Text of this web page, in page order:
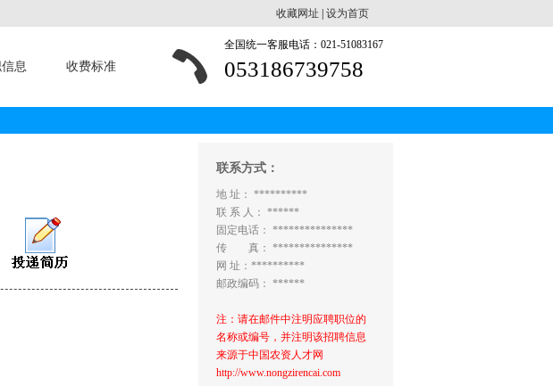
收藏网址 设为首页
息 收费标准
全国统一客服电话：021-51083167
053186739758
联系方式：
地 址： **********
联 系 人： ******
固定电话： ***************
传 真： ***************
网 址：**********
邮政编码： ******
注：请在邮件中注明应聘职位的
名称或编号，并注明该招聘信息
来源于中国农资人才网
http://www.nongzirencai.com